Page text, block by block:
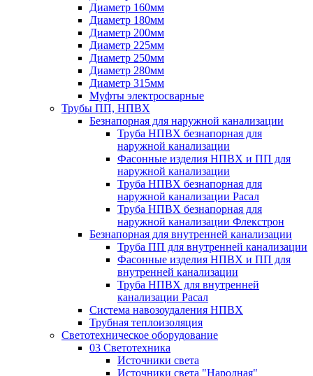
Диаметр 160мм
Диаметр 180мм
Диаметр 200мм
Диаметр 225мм
Диаметр 250мм
Диаметр 280мм
Диаметр 315мм
Муфты электросварные
Трубы ПП, НПВХ
Безнапорная для наружной канализации
Труба НПВХ безнапорная для
наружной канализации
Фасонные изделия НПВХ и ПП для
наружной канализации
Труба НПВХ безнапорная для
наружной канализации Расал
Труба НПВХ безнапорная для
наружной канализации Флекстрон
Безнапорная для внутренней канализации
Труба ПП для внутренней канализации
Фасонные изделия НПВХ и ПП для
внутренней канализации
Труба НПВХ для внутренней
канализации Расал
Система навозоудаления НПВХ
Трубная теплоизоляция
Светотехническое оборудование
03 Светотехника
Источники света
Источники света "Народная"